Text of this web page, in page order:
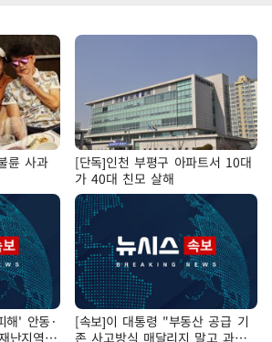
륜 사과
[단독]인천 부평구 아파트서 10대
가 40대 친모 살해
해' 안동·
난지역
[속보]이 대통령 "부동산 공급 기
존 사고방식 매달리지 말고 과감